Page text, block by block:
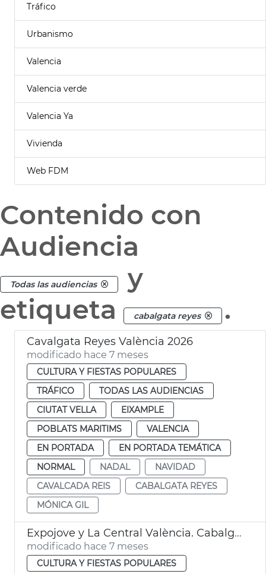
Tráfico
Urbanismo
Valencia
Valencia verde
Valencia Ya
Vivienda
Web FDM
Contenido con
Audiencia
Todas las audiencias
y
etiqueta
cabalgata reyes .
Cavalgata Reyes València 2026
modificado hace 7 meses
CULTURA Y FIESTAS POPULARES
TRÁFICO
TODAS LAS AUDIENCIAS
CIUTAT VELLA
EIXAMPLE
POBLATS MARITIMS
VALENCIA
EN PORTADA
EN PORTADA TEMÁTICA
NORMAL
NADAL
NAVIDAD
CAVALCADA REIS
CABALGATA REYES
MÓNICA GIL
Expojove y La Central València. Cabalgata Reyes 2026
modificado hace 7 meses
CULTURA Y FIESTAS POPULARES